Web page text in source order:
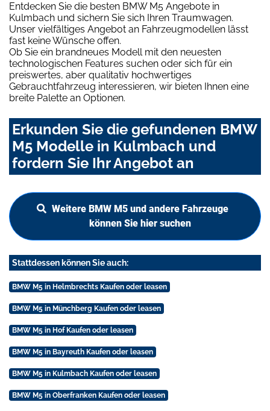
Entdecken Sie die besten BMW M5 Angebote in
Kulmbach und sichern Sie sich Ihren Traumwagen.
Unser vielfältiges Angebot an Fahrzeugmodellen lässt
fast keine Wünsche offen.
Ob Sie ein brandneues Modell mit den neuesten
technologischen Features suchen oder sich für ein
preiswertes, aber qualitativ hochwertiges
Gebrauchtfahrzeug interessieren, wir bieten Ihnen eine
breite Palette an Optionen.
Erkunden Sie die gefundenen BMW
M5 Modelle in Kulmbach und
fordern Sie Ihr Angebot an
Weitere BMW M5 und andere Fahrzeuge
können Sie hier suchen
Stattdessen können Sie auch:
BMW M5 in Helmbrechts Kaufen oder leasen
BMW M5 in Münchberg Kaufen oder leasen
BMW M5 in Hof Kaufen oder leasen
BMW M5 in Bayreuth Kaufen oder leasen
BMW M5 in Kulmbach Kaufen oder leasen
BMW M5 in Oberfranken Kaufen oder leasen